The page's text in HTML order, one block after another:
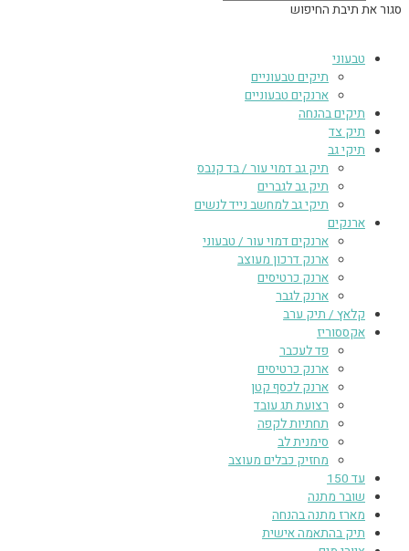
סגור את תיבת החיפוש
טבעוני
תיקים טבעוניים
ארנקים טבעוניים
תיקים בהנחה
תיק צד
תיקי גב
תיק גב דמוי עור / בד קנבס
תיק גב לגברים
תיקי גב למחשב נייד לנשים
ארנקים
ארנקים דמוי עור / טבעוני
ארנק דרכון מעוצב
ארנק כרטיסים
ארנק לגבר
קלאץ / תיק ערב
אקססוריז
פד לעכבר
ארנק כרטיסים
ארנק לכסף קטן
רצועת תג עובד
תחתיות לקפה
סימנית לב
מחזיק כבלים מעוצב
עד 150
שובר מתנה
מארז מתנה בהנחה
תיק בהתאמה אישית